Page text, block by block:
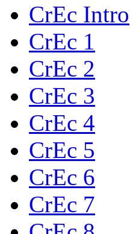
CrEc Intro
CrEc 1
CrEc 2
CrEc 3
CrEc 4
CrEc 5
CrEc 6
CrEc 7